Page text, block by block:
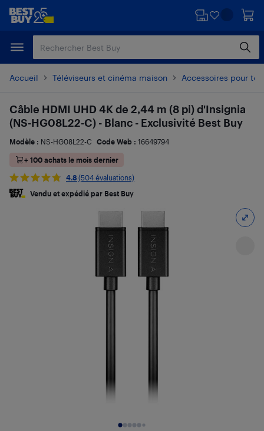
Passer
principal
Passer
Accueil Téléviseurs et cinéma maison Accessoires pour
Câble HDMI UHD 4K de 2,44 m (8 pi) d'Insignia
(NS-HG08L22-C) - Blanc - Exclusivité Best Buy
Modèle : NS-HG08L22-C Code Web : 16649794
+ 100 achats le mois dernier
4.8 (504 évaluations)
Vendu et expédié par Best Buy